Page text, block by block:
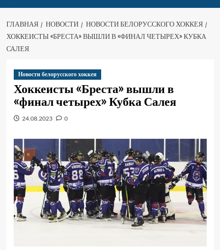
ГЛАВНАЯ НОВОСТИ
НОВОСТИ БЕЛОРУССКОГО ХОККЕЯ
ХОККЕИСТЫ «БРЕСТА» ВЫШЛИ В «ФИНАЛ ЧЕТЫРЕХ» КУБКА
САЛЕЯ
Новости белорусского хоккея
Хоккеисты «Бреста» вышли в
«финал четырех» Кубка Салея
24.08.2023 0